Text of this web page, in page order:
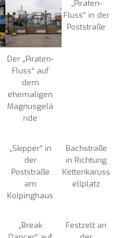
Der „Piraten-
Fluss“ auf
dem
ehemaligen
Magnusgelä
nde
„Piraten-
Fluss“ in der
Poststraße
„Skipper“ in
der
Poststraße
am
Kolpinghaus
Bachstraße
in Richtung
Kettenkaruss
ellplatz
„Break
Festzelt an